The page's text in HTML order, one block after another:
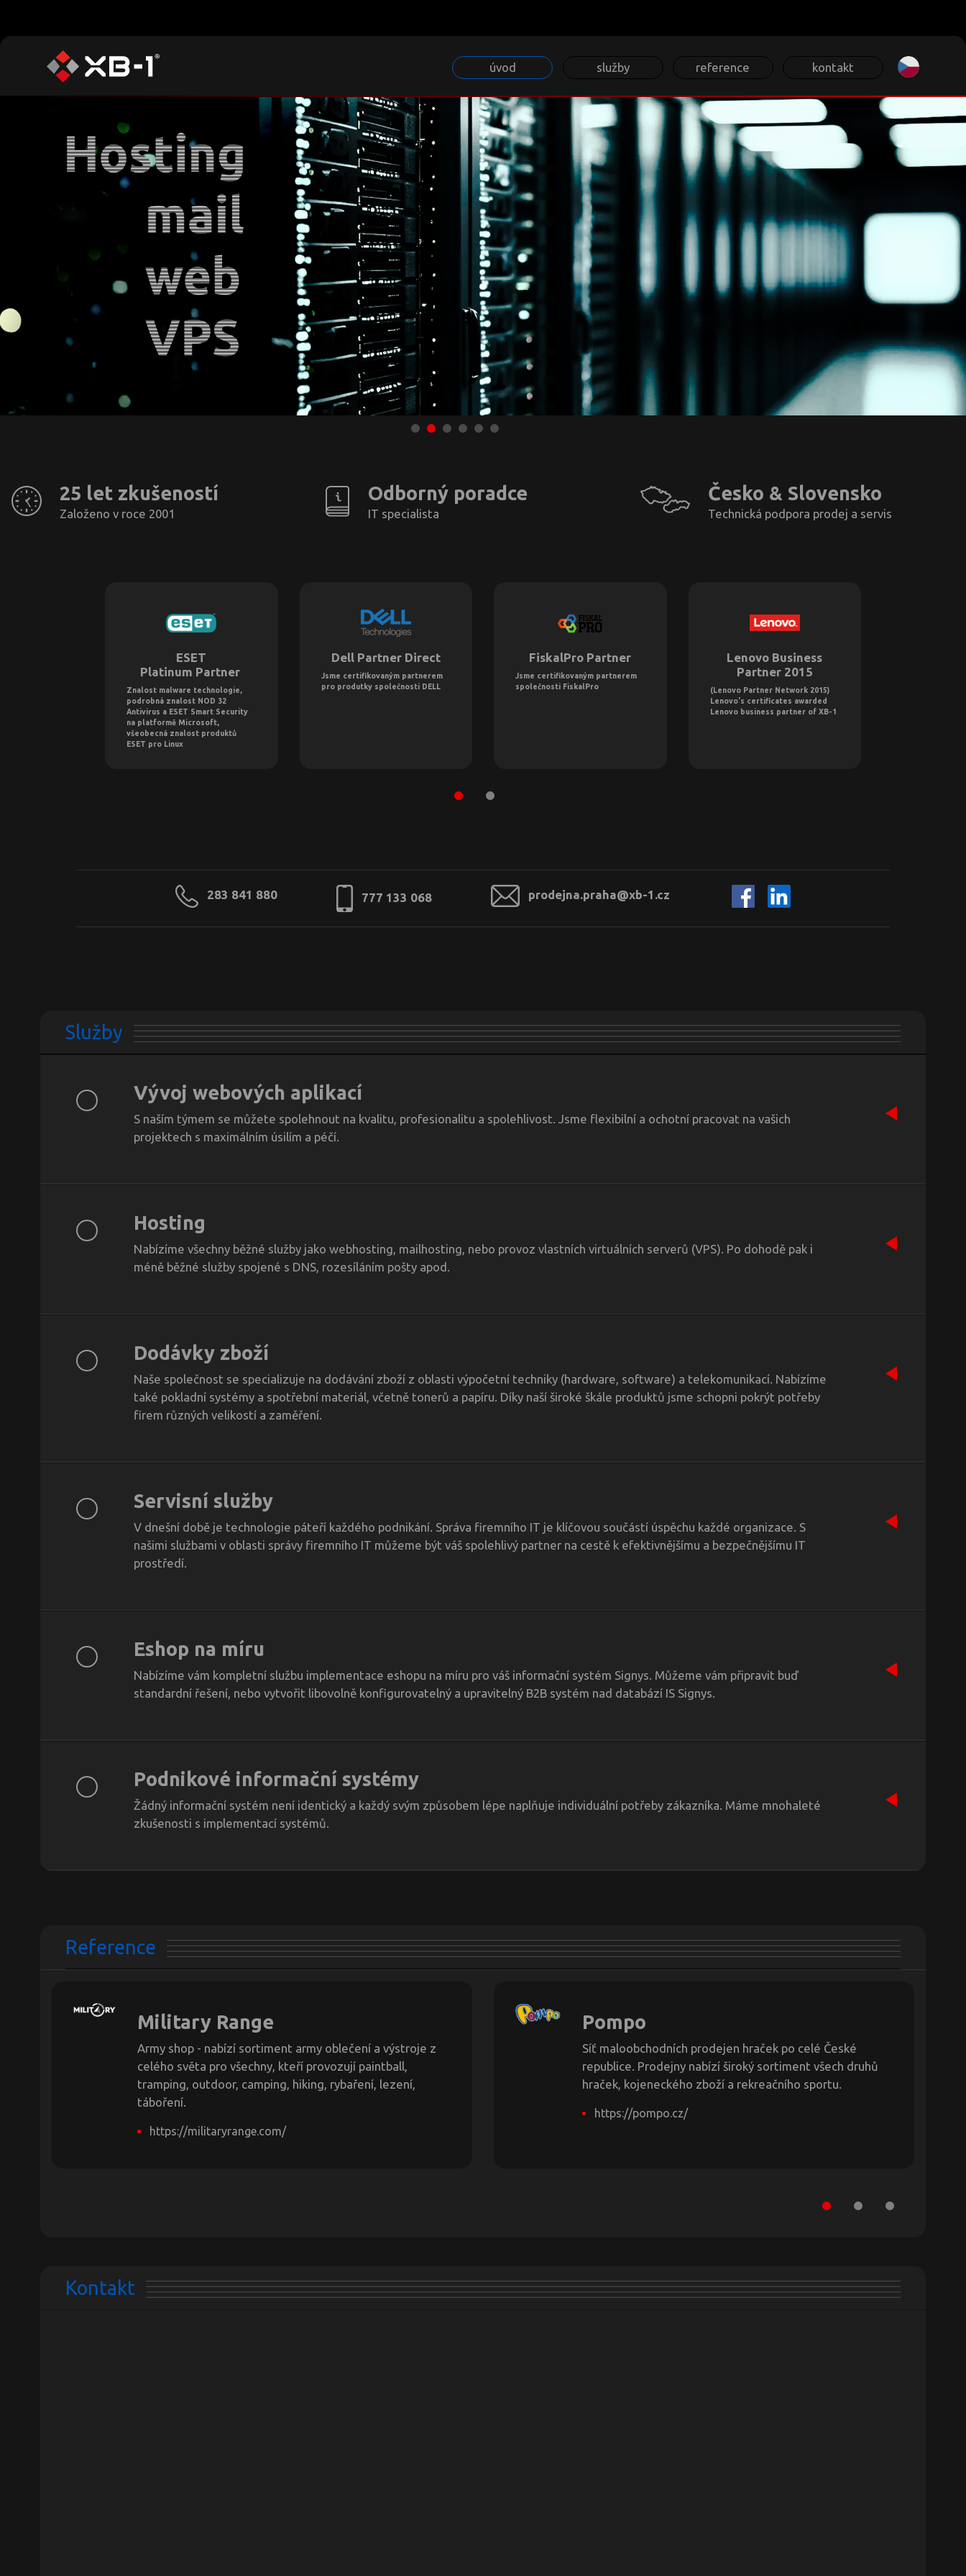
Zvolte jazyk
úvod služby reference kontakt
25 let zkušeností
Založeno v roce 2001
Odborný poradce
IT specialista
Česko & Slovensko
Technická podpora prodej a servis
ESET
Platinum Partner
Znalost malware technologie,
podrobná znalost NOD 32
Antivirus a ESET Smart Security
na platformě Microsoft,
všeobecná znalost produktů
ESET pro Linux
Dell Partner Direct
Jsme certifikovaným partnerem
pro produtky společnosti DELL
FiskalPro Partner
Jsme certifikovaným partnerem
společnosti FiskalPro
Lenovo Business
Partner 2015
(Lenovo Partner Network 2015)
Lenovo's certificates awarded
Lenovo business partner of XB-1
283 841 880 777 133 068 prodejna.praha@xb-1.cz
Služby
Vývoj webových aplikací
S naším týmem se můžete spolehnout na kvalitu, profesionalitu a spolehlivost. Jsme flexibilní a ochotní pracovat na vašich
projektech s maximálním úsilím a péčí.
Hosting
Nabízíme všechny běžné služby jako webhosting, mailhosting, nebo provoz vlastních virtuálních serverů (VPS). Po dohodě pak i
méně běžné služby spojené s DNS, rozesíláním pošty apod.
Dodávky zboží
Naše společnost se specializuje na dodávání zboží z oblasti výpočetní techniky (hardware, software) a telekomunikací. Nabízíme
také pokladní systémy a spotřební materiál, včetně tonerů a papíru. Díky naší široké škále produktů jsme schopni pokrýt potřeby
firem různých velikostí a zaměření.
Servisní služby
V dnešní době je technologie páteří každého podnikání. Správa firemního IT je klíčovou součástí úspěchu každé organizace. S
našimi službami v oblasti správy firemního IT můžeme být váš spolehlivý partner na cestě k efektivnějšímu a bezpečnějšímu IT
prostředí.
Eshop na míru
Nabízíme vám kompletní službu implementace eshopu na míru pro váš informační systém Signys. Můžeme vám připravit buď
standardní řešení, nebo vytvořit libovolně konfigurovatelný a upravitelný B2B systém nad databází IS Signys.
Podnikové informační systémy
Žádný informační systém není identický a každý svým způsobem lépe naplňuje individuální potřeby zákazníka. Máme mnohaleté
zkušenosti s implementací systémů.
Reference
Military Range
Army shop - nabízí sortiment army oblečení a výstroje z
celého světa pro všechny, kteří provozují paintball,
tramping, outdoor, camping, hiking, rybaření, lezení,
táboření.
https://militaryrange.com/
Pompo
Síť maloobchodních prodejen hraček po celé České
republice. Prodejny nabízí široký sortiment všech druhů
hraček, kojeneckého zboží a rekreačního sportu.
https://pompo.cz/
Kontakt